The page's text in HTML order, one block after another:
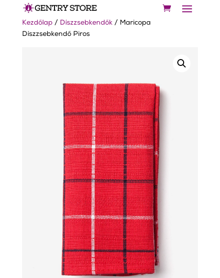
Kezdőlap/ Díszzsebkendők/ Maricopa
Díszzsebkendő Piros